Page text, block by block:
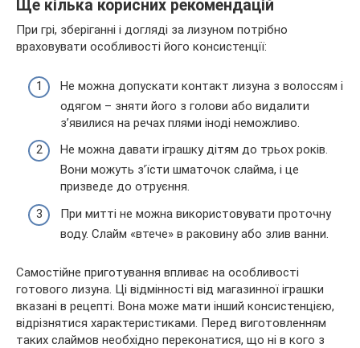
Ще кілька корисних рекомендацій
При грі, зберіганні і догляді за лизуном потрібно
враховувати особливості його консистенції:
Не можна допускати контакт лизуна з волоссям і
одягом – зняти його з голови або видалити
з’явилися на речах плями іноді неможливо.
Не можна давати іграшку дітям до трьох років.
Вони можуть з’їсти шматочок слайма, і це
призведе до отруєння.
При митті не можна використовувати проточну
воду. Слайм «втече» в раковину або злив ванни.
Самостійне приготування впливає на особливості
готового лизуна. Ці відмінності від магазинної іграшки
вказані в рецепті. Вона може мати інший консистенцією,
відрізнятися характеристиками. Перед виготовленням
таких слаймов необхідно переконатися, що ні в кого з